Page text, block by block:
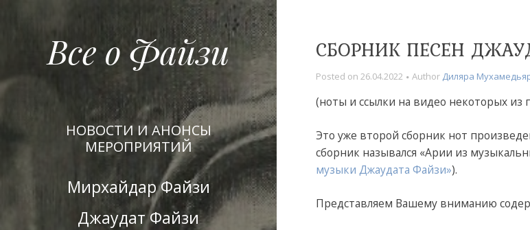
Все о Файзи
НОВОСТИ И АНОНСЫ
МЕРОПРИЯТИЙ
Мирхайдар Файзи
Джаудат Файзи
СБОРНИК ПЕСЕН
Posted on 26.04.2022 Author Диляра
(ноты и ссылки на видео некоторых
Это уже второй сборник нот
сборник назывался «Арии из
музыки Джаудата Файзи»).
Представляем Вашему вниманию